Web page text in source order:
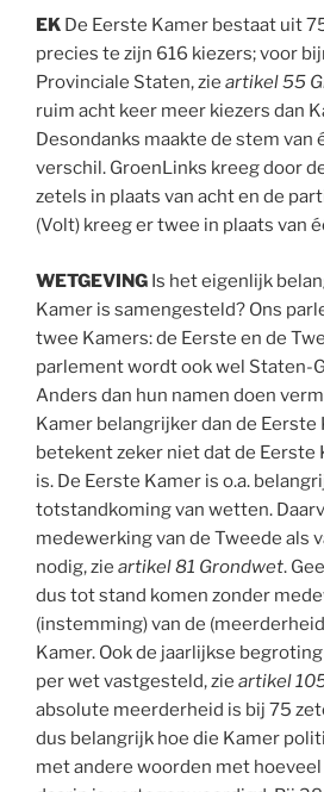
EK De Eerste Kamer bestaat uit
precies te zijn 616 kiezers; voor
Provinciale Staten, zie artikel 55
ruim acht keer meer kiezers dan
Desondanks maakte de stem van
verschil. GroenLinks kreeg door
zetels in plaats van acht en de
(Volt) kreeg er twee in plaats van
WETGEVING Is het eigenlijk
Kamer is samengesteld? Ons
twee Kamers: de Eerste en de
parlement wordt ook wel Staten-
Anders dan hun namen doen
Kamer belangrijker dan de Eerste
betekent zeker niet dat de Eerste
is. De Eerste Kamer is o.a.
totstandkoming van wetten.
medewerking van de Tweede als
nodig, zie artikel 81 Grondwet.
dus tot stand komen zonder
(instemming) van de
Kamer. Ook de jaarlijkse
per wet vastgesteld, zie artikel
absolute meerderheid is bij 75
dus belangrijk hoe die Kamer
met andere woorden met